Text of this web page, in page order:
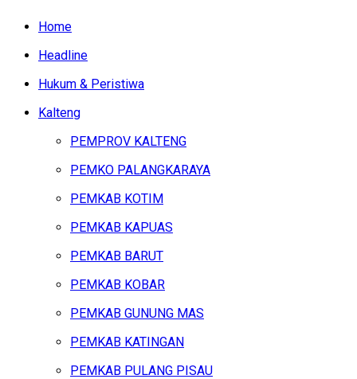
Home
Headline
Hukum & Peristiwa
Kalteng
PEMPROV KALTENG
PEMKO PALANGKARAYA
PEMKAB KOTIM
PEMKAB KAPUAS
PEMKAB BARUT
PEMKAB KOBAR
PEMKAB GUNUNG MAS
PEMKAB KATINGAN
PEMKAB PULANG PISAU